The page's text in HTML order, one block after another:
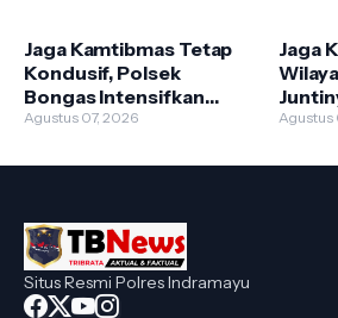
Jaga Kamtibmas Tetap
Kondusif, Polsek
Bongas Intensifkan
Sambang Warga
Agustus 07, 2026
Jaga
Agustus
Situs Resmi Polres Indramayu